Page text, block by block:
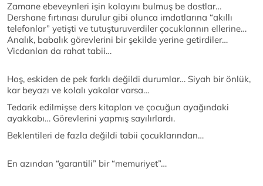
Zamane ebeveynleri işin kolayını bulmuş be dostlar…
Dershane fırtınası durulur gibi olunca imdatlarına “akıllı
telefonlar” yetişti ve tutuşturuverdiler çocuklarının ellerine…
Analık, babalık görevlerini bir şekilde yerine getirdiler…
Vicdanları da rahat tabii…
Hoş, eskiden de pek farklı değildi durumlar… Siyah bir önlük,
kar beyazı ve kolalı yakalar varsa…
Tedarik edilmişse ders kitapları ve çocuğun ayağındaki
ayakkabı… Görevlerini yapmış sayılırlardı.
Beklentileri de fazla değildi tabii çocuklarından…
En azından “garantili” bir “memuriyet”…